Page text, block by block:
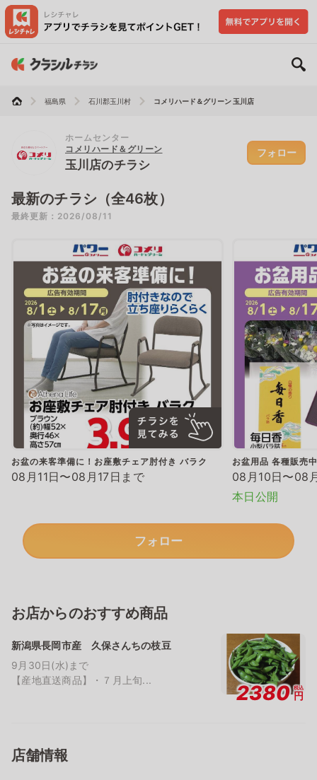
福島県 石川郡玉川村 コメリハード＆グリーン 玉川店
ホームセンター
コメリハード＆グリーン
玉川店のチラシ
フォロー
最新のチラシ（全46枚）
最終更新：2026/08/11
お盆の来客準備に！お座敷チェア肘付き バラク
08月11日〜08月17日まで
お盆用品 各種販売中
08月10日〜08
本日公開
フォロー
お店からのおすすめ商品
新潟県長岡市産 久保さんちの枝豆
9月30日(水)まで
【産地直送商品】・７月上旬...
2380 税込
円
店舗情報